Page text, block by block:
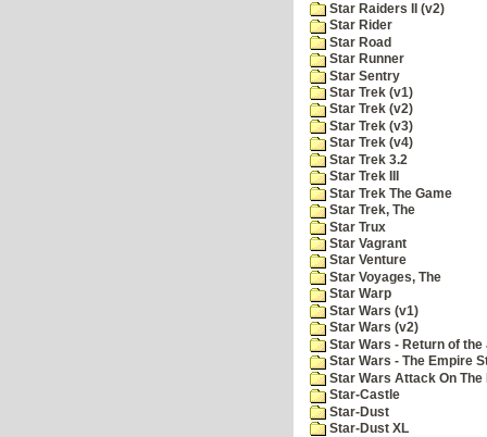
Star Raiders II (v2)
Star Rider
Star Road
Star Runner
Star Sentry
Star Trek (v1)
Star Trek (v2)
Star Trek (v3)
Star Trek (v4)
Star Trek 3.2
Star Trek III
Star Trek The Game
Star Trek, The
Star Trux
Star Vagrant
Star Venture
Star Voyages, The
Star Warp
Star Wars (v1)
Star Wars (v2)
Star Wars - Return of
Star Wars - The Empire
Star Wars Attack On The
Star-Castle
Star-Dust
Star-Dust XL